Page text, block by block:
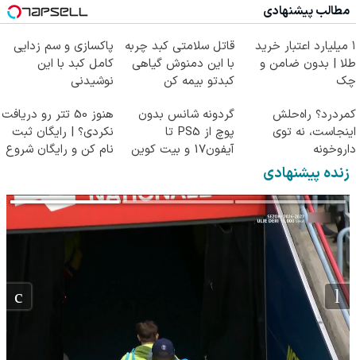
مطالب پیشنهادی
۱ میلیارد اعتبار خرید
طلا | بدون ضامن و
چک
قاتل سلامتی کبد چربه
با این دمنوش گیاهی
کبدتو بیمه کن
پاکسازی و سم زدایی
کامل کبد با این
نوشیدنی
کمردرد؟ راه‌حلش
اینجاست، نه توی
داروخونه
گردونه شانس بدون
پوچ از PS5 تا
آیفون17 و بیت کوین
هنوز 50 تتر رو دریافت
نکردی؟ | رایگان ثبت
نام کن و رایگان شروع
زنده پیشنهادی